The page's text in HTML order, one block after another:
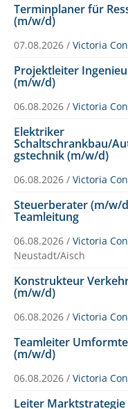
Terminplaner für
(m/w/d)
07.08.2026 / Victoria
Projektleiter
(m/w/d)
06.08.2026 / Victoria
Elektriker
Schaltschrankbau/
gstechnik (m/w/d)
06.08.2026 / Victoria
Steuerberater (m/w/
Teamleitung
06.08.2026 / Victoria
Neustadt/Aisch
Konstrukteur
(m/w/d)
06.08.2026 / Victoria
Teamleiter
(m/w/d)
06.08.2026 / Victoria
Leiter